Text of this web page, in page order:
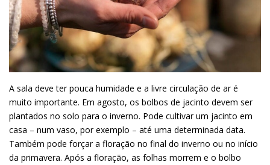
A sala deve ter pouca humidade e a livre circulação de ar é
muito importante. Em agosto, os bolbos de jacinto devem ser
plantados no solo para o inverno. Pode cultivar um jacinto em
casa – num vaso, por exemplo – até uma determinada data.
Também pode forçar a floração no final do inverno ou no início
da primavera. Após a floração, as folhas morrem e o bolbo